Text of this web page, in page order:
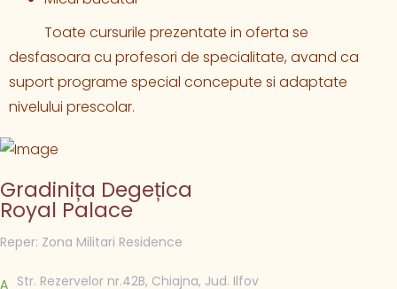
Toate cursurile prezentate in oferta se
desfasoara cu profesori de specialitate, avand ca
suport programe special concepute si adaptate
nivelului prescolar.
Gradinița Degețica
Royal Palace
Reper: Zona Militari Residence
A Str. Rezervelor nr.42B, Chiajna, Jud. Ilfov